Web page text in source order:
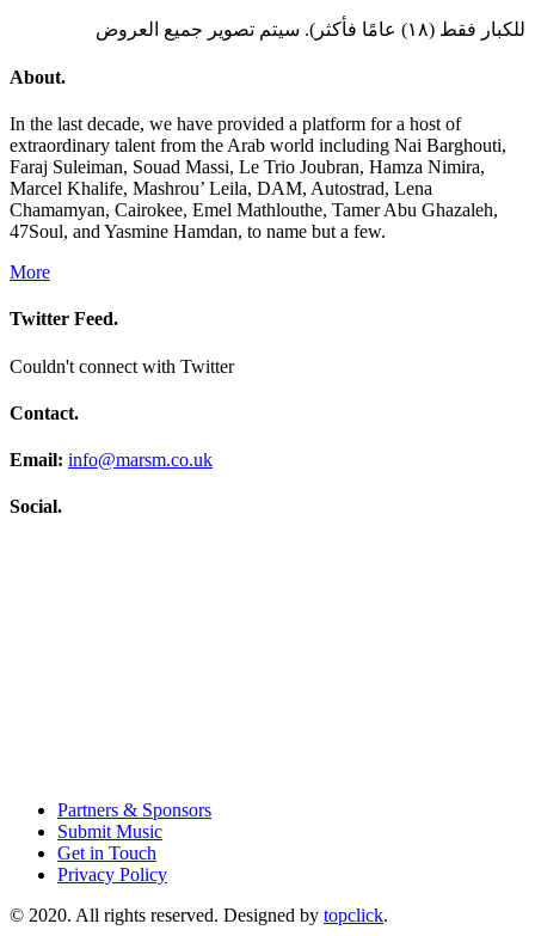
للكبار فقط (۱۸) عامًا فأكثر). سيتم تصوير جميع العروض
About.
In the last decade, we have provided a platform for a host of
extraordinary talent from the Arab world including Nai Barghouti,
Faraj Suleiman, Souad Massi, Le Trio Joubran, Hamza Nimira,
Marcel Khalife, Mashrou’ Leila, DAM, Autostrad, Lena
Chamamyan, Cairokee, Emel Mathlouthe, Tamer Abu Ghazaleh,
47Soul, and Yasmine Hamdan, to name but a few.
More
Twitter Feed.
Couldn't connect with Twitter
Contact.
Email: info@marsm.co.uk
Social.
Partners & Sponsors
Submit Music
Get in Touch
Privacy Policy
© 2020. All rights reserved. Designed by topclick.